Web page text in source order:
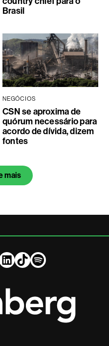
Brasil
NEGÓCIOS
CSN se aproxima de
quórum necessário para
acordo de dívida, dizem
fontes
mais